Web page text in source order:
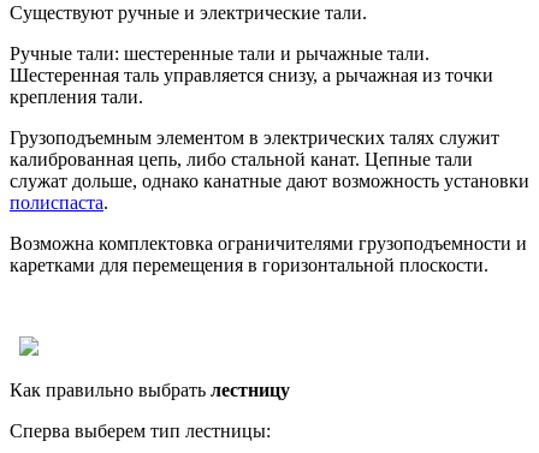
Существуют ручные и электрические тали.
Ручные тали: шестеренные тали и рычажные тали.
Шестеренная таль управляется снизу, а рычажная из точки
крепления тали.
Грузоподъемным элементом в электрических талях служит
калиброванная цепь, либо стальной канат. Цепные тали
служат дольше, однако канатные дают возможность установки
полиспаста.
Возможна комплектовка ограничителями грузоподъемности и
каретками для перемещения в горизонтальной плоскости.
Как правильно выбрать лестницу
Сперва выберем тип лестницы: